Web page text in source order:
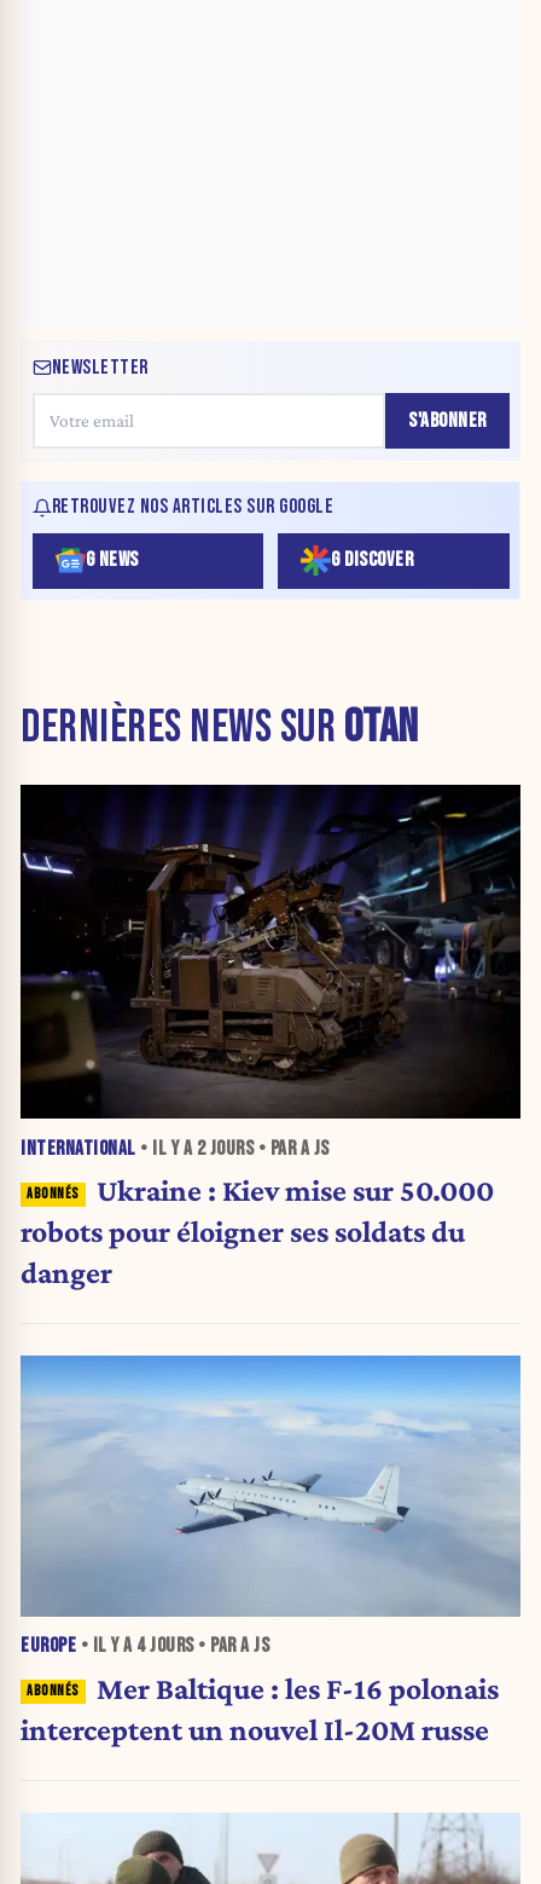
NEWSLETTER
S'ABONNER
RETROUVEZ NOS ARTICLES SUR GOOGLE
G NEWS G DISCOVER
DERNIÈRES NEWS SUR OTAN
INTERNATIONAL • IL Y A 2 JOURS• PAR A JS
Ukraine : Kiev mise sur 50.000
robots pour éloigner ses soldats du
danger
EUROPE • IL Y A 4 JOURS• PAR A JS
Mer Baltique : les F-16 polonais
interceptent un nouvel Il-20M russe